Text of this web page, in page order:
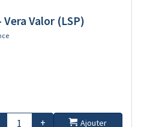
Valor (LSP)
+ Ajouter